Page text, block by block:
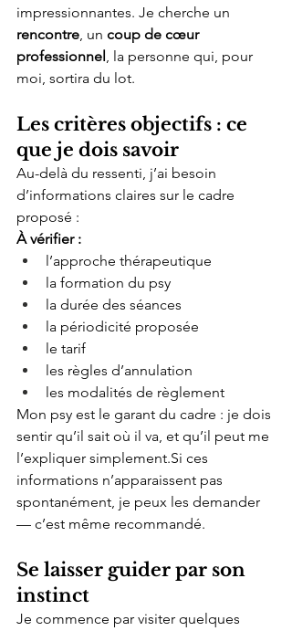
impressionnantes. Je cherche un
rencontre, un coup de cœur
professionnel, la personne qui, pour
moi, sortira du lot.
Les critères objectifs : ce
que je dois savoir
Au-delà du ressenti, j’ai besoin
d’informations claires sur le cadre
proposé :
À vérifier :
l’approche thérapeutique
la formation du psy
la durée des séances
la périodicité proposée
le tarif
les règles d’annulation
les modalités de règlement
Mon psy est le garant du cadre : je dois
sentir qu’il sait où il va, et qu’il peut me
l’expliquer simplement.Si ces
informations n’apparaissent pas
spontanément, je peux les demander
— c’est même recommandé.
Se laisser guider par son
instinct
Je commence par visiter quelques